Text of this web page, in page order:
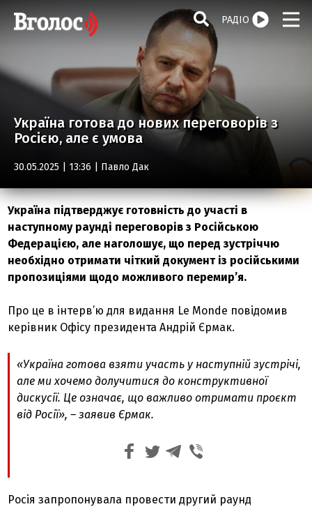
РАДІО
Україна готова до нових переговорів з
Росією, але є умова
30.05.2025 | 13:36 | Павло Дак
Україна підтверджує готовність до участі в
наступному раунді переговорів з Російською
Федерацією, але наголошує, що перед зустріччю
необхідно отримати чіткий документ із російськими
пропозиціями щодо можливого перемир’я.
Про це в інтерв’ю для видання Le Monde повідомив
керівник Офісу президента Андрій Єрмак.
«Україна готова взяти участь у наступній зустрічі,
але ми хочемо долучитися до конструктивної
дискусії. Це означає, що важливо отримати проєкт
від Росії», – заявив Єрмак.
Росія запропонувала провести другий раунд